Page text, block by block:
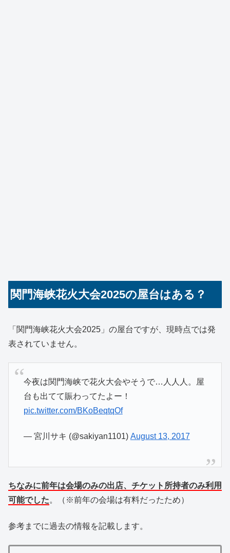
関門海峡花火大会2025の屋台はある？
「関門海峡花火大会2025」の屋台ですが、現時点では発
表されていません。
今夜は関門海峡で花火大会やそうで…人人人。屋
台も出てて賑わってたよー！
pic.twitter.com/BKoBeqtqOf
— 宮川サキ (@sakiyan1101) August 13, 2017
ちなみに前年は会場のみの出店、チケット所持者のみ利用
可能でした。（ ※前年の会場は有料だったため）
参考までに過去の情報を記載します。